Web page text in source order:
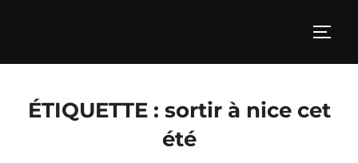
ÉTIQUETTE : sortir à nice cet
été